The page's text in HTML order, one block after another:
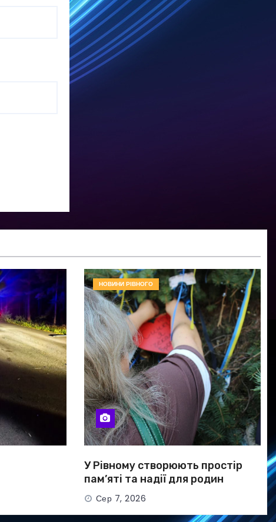
НОВИНИ РІВНОГО
У Рівному створюють простір
пам’яті та надії для родин
безвісти зниклих і полонених
військових
Сер 7, 2026